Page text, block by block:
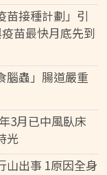
苗接種計劃」引
苗最快月底先到
腦蟲」腸道嚴重
3月已中風臥床
光
山出事 1原因全身